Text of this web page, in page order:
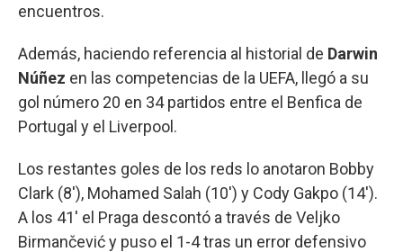
encuentros.
Además, haciendo referencia al historial de Darwin
Núñez en las competencias de la UEFA, llegó a su
gol número 20 en 34 partidos entre el Benfica de
Portugal y el Liverpool.
Los restantes goles de los reds lo anotaron Bobby
Clark (8'), Mohamed Salah (10') y Cody Gakpo (14').
A los 41' el Praga descontó a través de Veljko
Birmančević y puso el 1-4 tras un error defensivo